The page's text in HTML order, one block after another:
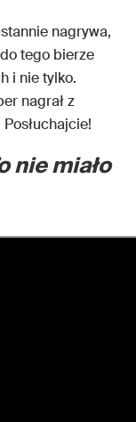
nagrywa,
tego bierze
i nie tylko.
nagrał z
Posłuchajcie!
nie miało